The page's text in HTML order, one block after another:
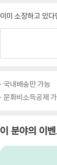
이미 소장하고 있
국내배송만 가능
문화비소득공제
이 분야의 이